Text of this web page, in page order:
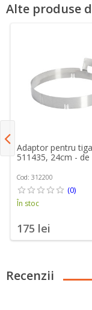
Alte produse
Adaptor pentru
511435, 24cm -
Cod: 312200
(0)
În stoc
175 lei
Recenzii